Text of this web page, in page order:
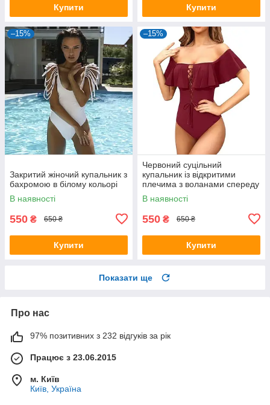
Купити Купити
–15%
Закритий жіночий купальник з
бахромою в білому кольорі
В наявності
550 ₴ 650 ₴
Купити
–15%
Червоний суцільний
купальник із відкритими
плечима з воланами спереду
на шнурівці
В наявності
550 ₴ 650 ₴
Купити
Показати ще
Про нас
97% позитивних з 232 відгуків за рік
Працює з 23.06.2015
м. Київ
Київ, Україна